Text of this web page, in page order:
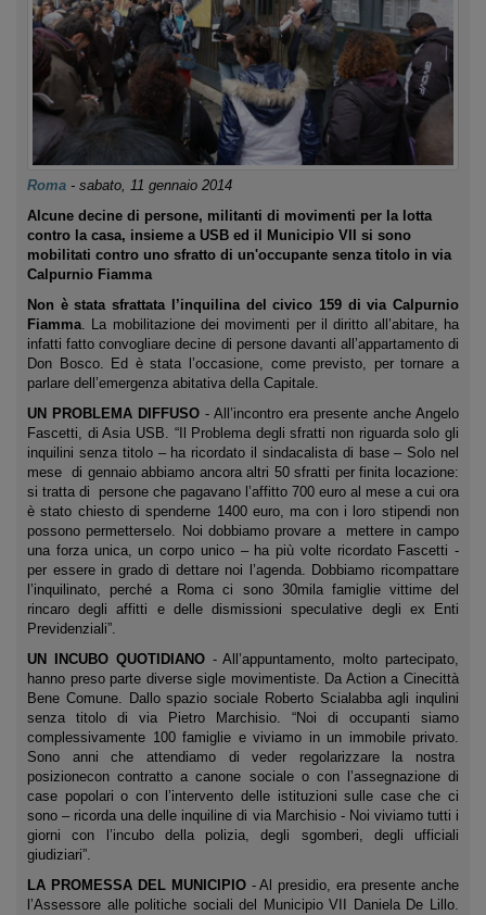
Roma - sabato, 11 gennaio 2014
Alcune decine di persone, militanti di movimenti per la lotta
contro la casa, insieme a USB ed il Municipio VII si sono
mobilitati contro uno sfratto di un'occupante senza titolo in via
Calpurnio Fiamma
Non è stata sfrattata l’inquilina del civico 159 di via Calpurnio
Fiamma. La mobilitazione dei movimenti per il diritto all’abitare, ha
infatti fatto convogliare decine di persone davanti all’appartamento di
Don Bosco. Ed è stata l’occasione, come previsto, per tornare a
parlare dell’emergenza abitativa della Capitale.
UN PROBLEMA DIFFUSO - All’incontro era presente anche Angelo
Fascetti, di Asia USB. “Il Problema degli sfratti non riguarda solo gli
inquilini senza titolo – ha ricordato il sindacalista di base – Solo nel
mese di gennaio abbiamo ancora altri 50 sfratti per finita locazione:
si tratta di persone che pagavano l’affitto 700 euro al mese a cui ora
è stato chiesto di spenderne 1400 euro, ma con i loro stipendi non
possono permetterselo. Noi dobbiamo provare a mettere in campo
una forza unica, un corpo unico – ha più volte ricordato Fascetti -
per essere in grado di dettare noi l’agenda. Dobbiamo ricompattare
l’inquilinato, perché a Roma ci sono 30mila famiglie vittime del
rincaro degli affitti e delle dismissioni speculative degli ex Enti
Previdenziali”.
UN INCUBO QUOTIDIANO- All’appuntamento, molto partecipato,
hanno preso parte diverse sigle movimentiste. Da Action a Cinecittà
Bene Comune. Dallo spazio sociale Roberto Scialabba agli inqulini
senza titolo di via Pietro Marchisio. “Noi di occupanti siamo
complessivamente 100 famiglie e viviamo in un immobile privato.
Sono anni che attendiamo di veder regolarizzare la nostra
posizionecon contratto a canone sociale o con l’assegnazione di
case popolari o con l’intervento delle istituzioni sulle case che ci
sono – ricorda una delle inquiline di via Marchisio - Noi viviamo tutti i
giorni con l’incubo della polizia, degli sgomberi, degli ufficiali
giudiziari”.
LA PROMESSA DEL MUNICIPIO- Al presidio, era presente anche
l’Assessore alle politiche sociali del Municipio VII Daniela De Lillo.